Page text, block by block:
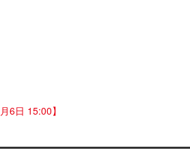
6日 15:00】